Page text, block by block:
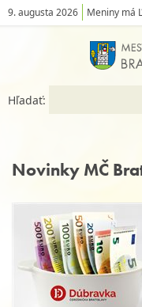
9. augusta 2026 Meniny má
Hľadať:
Novinky MČ